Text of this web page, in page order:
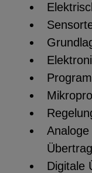
Digitale